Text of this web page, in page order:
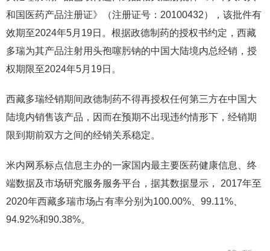
和国医药产品注册证》（注册证号：20100432），该批件有
效期至2024年5月19日。根据政德制药的授权书约定，西藏
多瑞为其产品注射用头孢噻肟钠的中国大陆境内总经销，授
权期限至2024年5月19日。
西藏多瑞经销期间政德制药不得再授权任何第三方在中国大
陆境内销售该产品，因而在预期不出现违约情形下，经销期
限到期前双方之间的经销关系稳定。
米内网系标点信息主办的一家国内最主要医药健康信息、终
端数据及市场研究服务服务平台，据其数据显示， 2017年至
2020年西藏多瑞市场占有率分别为100.00%、99.11%、
94.92%和90.38%。